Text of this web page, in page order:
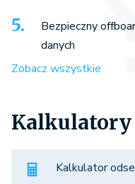
Bezpieczny
danych
Zobacz wszystkie
Kalkulatory
Kalkulator